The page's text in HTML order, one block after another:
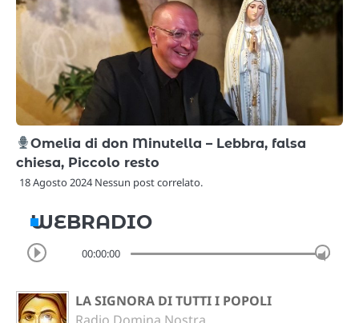
Omelia di don Minutella – Lebbra, falsa
chiesa, Piccolo resto
18 Agosto 2024 Nessun post correlato.
WEBRADIO
00:00:00
LA SIGNORA DI TUTTI I POPOLI
Radio Domina Nostra